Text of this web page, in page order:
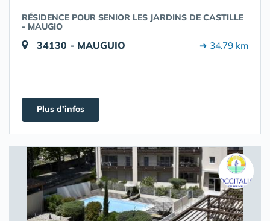
RÉSIDENCE POUR SENIOR LES JARDINS DE CASTILLE
- MAUGIO
34130 - MAUGUIO ➔ 34.79 km
Plus d'infos